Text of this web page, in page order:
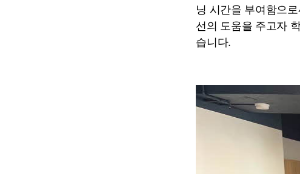
닝 시간을 부여함으
선의 도움을 주고자
습니다.